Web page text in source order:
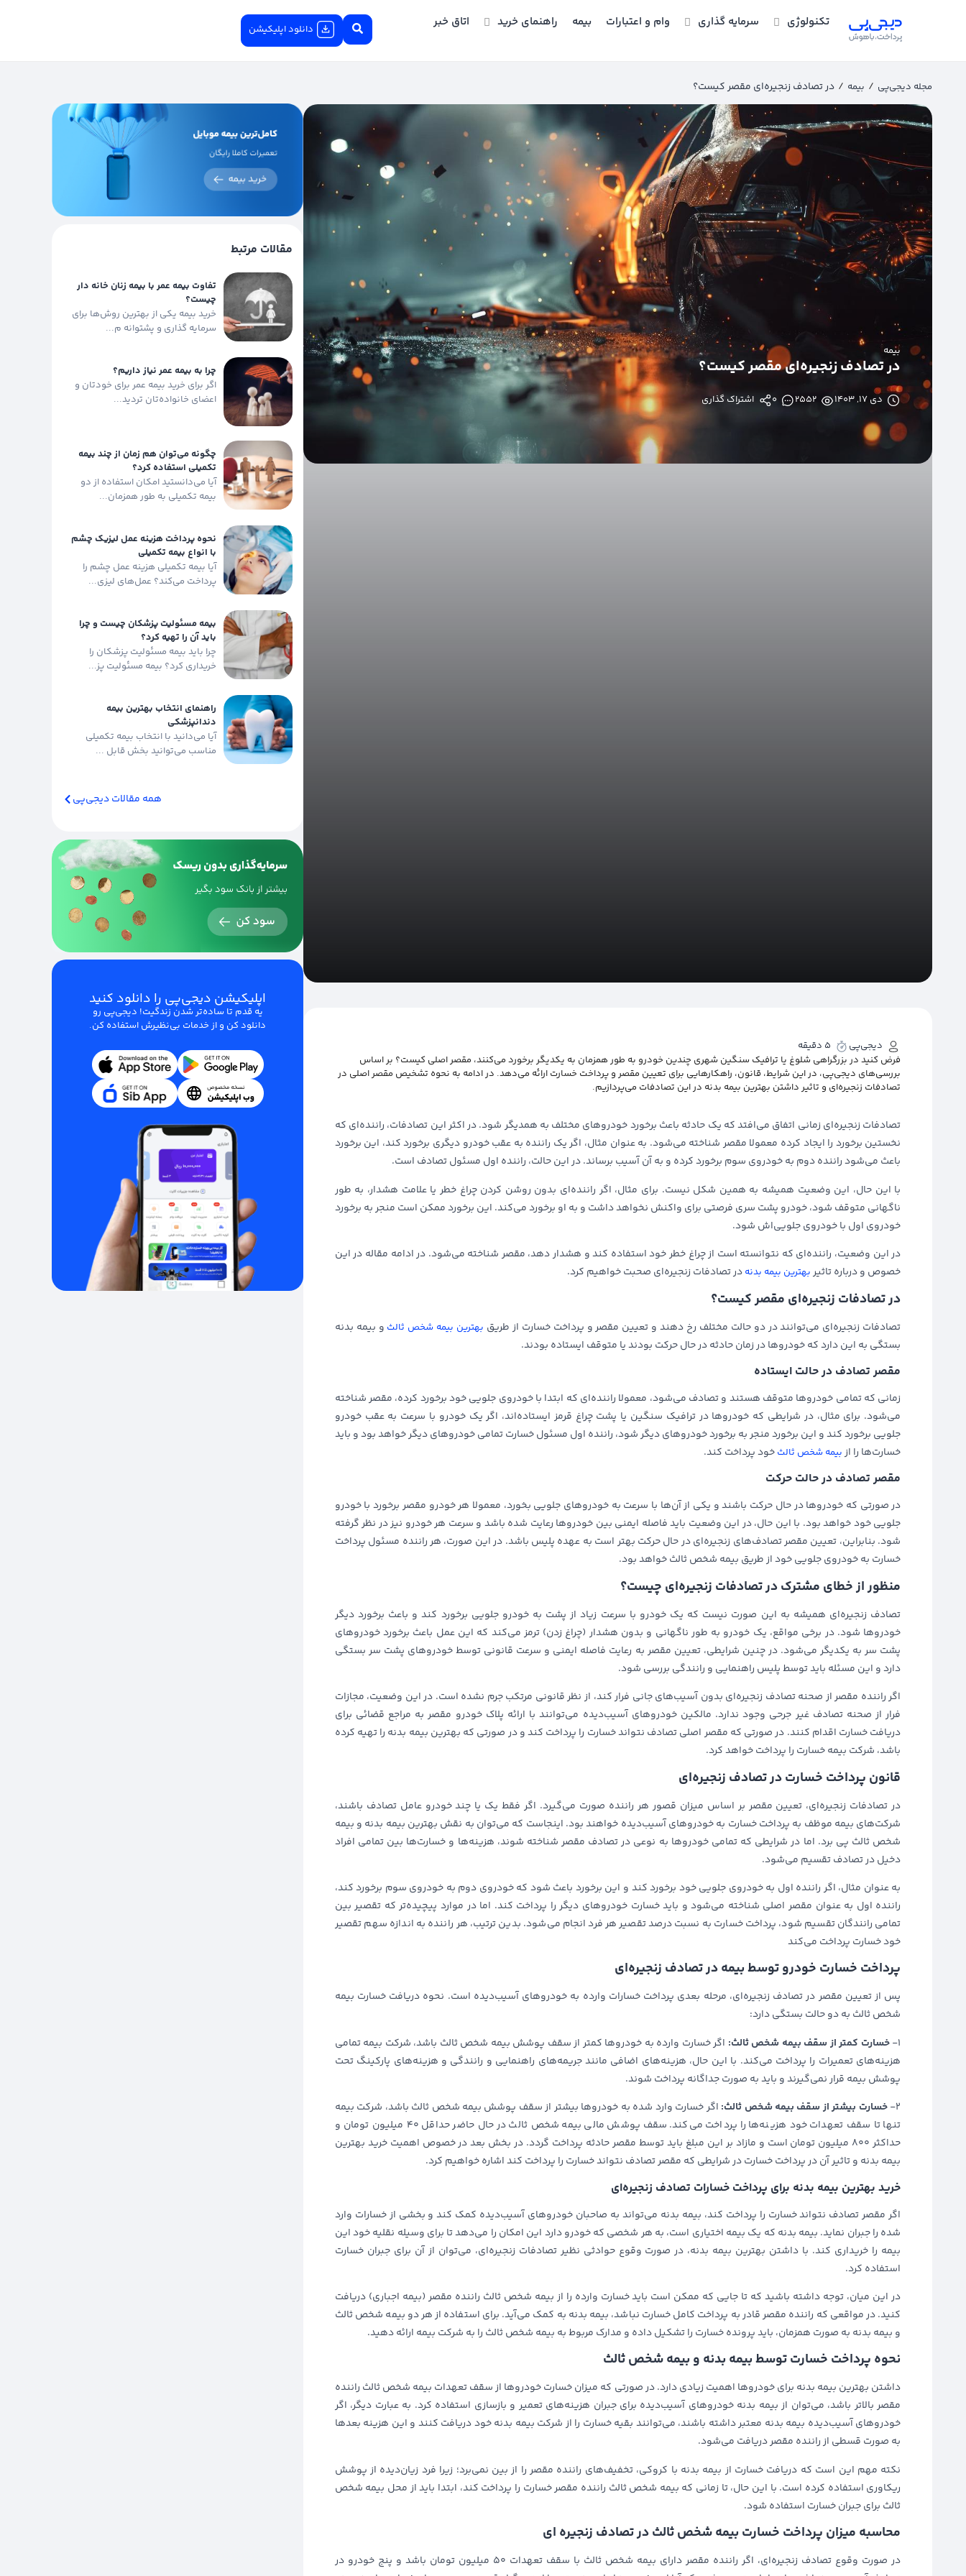
تکنولوژی سرمایه گذاری وام و اعتبارات بیمه راهنمای خرید اتاق خبر دانلود اپلیکیشن
مجله دیجی‌پی / بیمه / در تصادف‌ زنجیره‌‌ای مقصر کیست؟
بیمه
در تصادف‌ زنجیره‌‌ای مقصر کیست؟
دی ۱۷, ۱۴۰۳ 2552
0 اشتراک گذاری
دیجی‌پی
5 دقیقه
فرض کنید در بزرگراهی شلوغ یا ترافیک سنگین شهری چندین خودرو به طور همزمان به یکدیگر برخورد می‌کنند، مقصر اصلی کیست؟ بر اساس
بررسی‌های دیجی‌پی، در این شرایط، قانون، راهکارهایی برای تعیین مقصر و پرداخت خسارت ارائه می‌دهد. در ادامه به نحوه تشخیص مقصر اصلی در
تصادفات زنجیره‌ای و تاثیر داشتن بهترین بیمه بدنه در این تصادفات می‌پردازیم.
تصادفات زنجیره‌ای زمانی اتفاق می‌افتد که یک حادثه باعث برخورد خودروهای مختلف به همدیگر شود. در اکثر این تصادفات، راننده‌ای که
نخستین برخورد را ایجاد کرده معمولا مقصر شناخته می‌شود. به عنوان مثال، اگر یک راننده به عقب خودرو دیگری برخورد کند، این برخورد
باعث می‌شود راننده دوم به خودروی سوم برخورد کرده و به آن آسیب برساند. در این حالت، راننده اول مسئول تصادف است.
با این حال، این وضعیت همیشه به همین شکل نیست. برای مثال، اگر راننده‌ای بدون روشن کردن چراغ خطر یا علامت هشدار، به طور
ناگهانی متوقف شود، خودرو پشت سری فرصتی برای واکنش نخواهد داشت و به او برخورد می‌کند. این برخورد ممکن است منجر به برخورد
خودروی اول با خودروی جلویی‌اش شود.
در این وضعیت، راننده‌ای که نتوانسته است از چراغ خطر خود استفاده کند و هشدار دهد، مقصر شناخته می‌شود. در ادامه مقاله در این
خصوص و درباره تاثیر بهترین بیمه بدنه در تصادفات زنجیره‌ای صحبت خواهیم کرد.
در تصادفات‌ زنجیره‌‌ای مقصر کیست؟
تصادفات زنجیره‌ای می‌توانند در دو حالت مختلف رخ دهند و تعیین مقصر و پرداخت خسارت از طریق بهترین بیمه شخص ثالث و بیمه بدنه
بستگی به این دارد که خودروها در زمان حادثه در حال حرکت بودند یا متوقف ایستاده بودند.
مقصر تصادف در حالت ایستاده
زمانی که تمامی خودروها متوقف هستند و تصادف می‌شود، معمولا راننده‌ای که ابتدا با خودروی جلویی خود برخورد کرده، مقصر شناخته
می‌شود. برای مثال، در شرایطی که خودروها در ترافیک سنگین یا پشت چراغ قرمز ایستاده‌اند، اگر یک خودرو با سرعت به عقب خودرو
جلویی برخورد کند و این برخورد منجر به برخورد خودروهای دیگر شود، راننده اول مسئول خسارت تمامی خودروهای دیگر خواهد بود و باید
خسارت‌ها را از بیمه شخص ثالث خود پرداخت کند.
مقصر تصادف در حالت حرکت
در صورتی که خودروها در حال حرکت باشند و یکی از آن‌ها با سرعت به خودروهای جلویی بخورد، معمولا هر خودرو مقصر برخورد با خودرو
جلویی خود خواهد بود. با این حال، در این وضعیت باید فاصله ایمنی بین خودروها رعایت شده باشد و سرعت هر خودرو نیز در نظر گرفته
شود. بنابراین، تعیین مقصر تصادف‌های زنجیره‌ای در حال حرکت بهتر است به عهده پلیس باشد. در این صورت، هر راننده مسئول پرداخت
خسارت به خودروی جلویی خود از طریق بیمه شخص ثالث خواهد بود.
منظور از خطای مشترک در تصادفات زنجیره‌ای چیست؟
تصادف زنجیره‌ای همیشه به این صورت نیست که یک خودرو با سرعت زیاد از پشت به خودرو جلویی برخورد کند و باعث برخورد دیگر
خودروها شود. در برخی مواقع، یک خودرو به طور ناگهانی و بدون هشدار (چراغ زدن) ترمز می‌کند که این عمل باعث برخورد خودروهای
پشت سر به یکدیگر می‌شود. در چنین شرایطی، تعیین مقصر به رعایت فاصله ایمنی و سرعت قانونی توسط خودروهای پشت سر بستگی
دارد و این مسئله باید توسط پلیس راهنمایی و رانندگی بررسی شود.
اگر راننده مقصر از صحنه تصادف زنجیره‌ای بدون آسیب‌های جانی فرار کند، از نظر قانونی مرتکب جرم نشده است. در این وضعیت، مجازات
فرار از صحنه تصادف غیر جرحی وجود ندارد. مالکین خودروهای آسیب‌دیده می‌توانند با ارائه پلاک خودرو مقصر به مراجع قضائی برای
دریافت خسارت اقدام کنند. در صورتی که مقصر اصلی تصادف نتواند خسارت را پرداخت کند و در صورتی که بهترین بیمه بدنه را تهیه کرده
باشد، شرکت بیمه خسارت را پرداخت خواهد کرد.
قانون پرداخت خسارت در تصادف زنجیره‌ای
در تصادفات زنجیره‌ای، تعیین مقصر بر اساس میزان قصور هر راننده صورت می‌گیرد. اگر فقط یک یا چند خودرو عامل تصادف باشند،
شرکت‌های بیمه موظف به پرداخت خسارت به خودروهای آسیب‌دیده خواهند بود. اینجاست که می‌توان به نقش بهترین بیمه بدنه و بیمه
شخص ثالث پی برد. اما در شرایطی که تمامی خودروها به نوعی در تصادف مقصر شناخته شوند، هزینه‌ها و خسارت‌ها بین تمامی افراد
دخیل در تصادف تقسیم می‌شود.
به عنوان مثال، اگر راننده اول به خودروی جلویی خود برخورد کند و این برخورد باعث شود که خودروی دوم به خودروی سوم برخورد کند،
راننده اول به عنوان مقصر اصلی شناخته می‌شود و باید خسارت خودروهای دیگر را پرداخت کند. اما در موارد پیچیده‌تر که تقصیر بین
تمامی رانندگان تقسیم شود، پرداخت خسارت به نسبت درصد تقصیر هر فرد انجام می‌شود. بدین ترتیب، هر راننده به اندازه سهم تقصیر
خود خسارت پرداخت می‌کند
پرداخت خسارت خودرو توسط بیمه در تصادف زنجیره‌ای
پس از تعیین مقصر در تصادف زنجیره‌ای، مرحله بعدی پرداخت خسارات وارده به خودروهای آسیب‌دیده است. نحوه دریافت خسارت بیمه
شخص ثالث به دو حالت بستگی دارد:
1- خسارت کمتر از سقف بیمه شخص ثالث: اگر خسارت وارده به خودروها کمتر از سقف پوشش بیمه شخص ثالث باشد، شرکت بیمه تمامی
هزینه‌های تعمیرات را پرداخت می‌کند. با این حال، هزینه‌های اضافی مانند جریمه‌های راهنمایی و رانندگی و هزینه‌های پارکینگ تحت
پوشش بیمه قرار نمی‌گیرند و باید به صورت جداگانه پرداخت شوند.
2- خسارت بیشتر از سقف بیمه شخص ثالث: اگر خسارت وارد شده به خودروها بیشتر از سقف پوشش بیمه شخص ثالث باشد، شرکت بیمه
تنها تا سقف تعهدات خود هزینه‌ها را پرداخت می‌کند. سقف پوشش مالی بیمه شخص ثالث در حال حاضر حداقل ۴۰ میلیون تومان و
حداکثر ۸۰۰ میلیون تومان است و مازاد بر این مبلغ باید توسط مقصر حادثه پرداخت گردد. در بخش بعد در خصوص اهمیت خرید بهترین
بیمه بدنه و تاثیر آن در پرداخت خسارت در شرایطی که مقصر تصادف نتواند خسارت را پرداخت کند اشاره خواهیم کرد.
خرید بهترین بیمه بدنه برای پرداخت خسارات تصادف زنجیره‌ای
اگر مقصر تصادف نتواند خسارت را پرداخت کند، بیمه بدنه می‌تواند به صاحبان خودروهای آسیب‌دیده کمک کند و بخشی از خسارات وارد
شده را جبران نماید. بیمه بدنه که یک بیمه اختیاری است، به هر شخصی که خودرو دارد این امکان را می‌دهد تا برای وسیله نقلیه خود این
بیمه را خریداری کند. با داشتن بهترین بیمه بدنه، در صورت وقوع حوادثی نظیر تصادفات زنجیره‌ای، می‌توان از آن برای جبران خسارت
استفاده کرد.
در این میان، توجه داشته باشید که تا جایی که ممکن است باید خسارت وارده را از بیمه شخص ثالث راننده مقصر (بیمه اجباری) دریافت
کنید. در مواقعی که راننده مقصر قادر به پرداخت کامل خسارت نباشد، بیمه بدنه به کمک می‌آید. برای استفاده از هر دو بیمه شخص ثالث
و بیمه بدنه به صورت همزمان، باید پرونده خسارت را تشکیل داده و مدارک مربوط به بیمه شخص ثالث را به شرکت بیمه ارائه دهید.
نحوه پرداخت خسارت توسط بیمه بدنه و بیمه شخص ثالث
داشتن بهترین بیمه بدنه برای خودروها اهمیت زیادی دارد. در صورتی که میزان خسارت خودروها از سقف تعهدات بیمه شخص ثالث راننده
مقصر بالاتر باشد، می‌توان از بیمه بدنه خودروهای آسیب‌دیده برای جبران هزینه‌های تعمیر و بازسازی استفاده کرد. به عبارت دیگر، اگر
خودروهای آسیب‌دیده بیمه بدنه معتبر داشته باشند، می‌توانند بقیه خسارت را از شرکت بیمه بدنه خود دریافت کنند و این هزینه بعدها
به‌ صورت قسطی از راننده مقصر دریافت می‌شود.
نکته مهم این است که دریافت خسارت از بیمه بدنه با کروکی، تخفیف‌های راننده مقصر را از بین نمی‌برد؛ زیرا فرد زیان‌دیده از پوشش
ریکاوری استفاده کرده است. با این حال، تا زمانی که بیمه شخص ثالث راننده مقصر خسارت را پرداخت کند، ابتدا باید از محل بیمه شخص
ثالث برای جبران خسارت استفاده شود.
محاسبه میزان پرداخت خسارت بیمه شخص ثالث در تصادف زنجیره ای
در صورت وقوع تصادف زنجیره‌ای، اگر راننده مقصر دارای بیمه شخص ثالث با سقف تعهدات ۵۰ میلیون تومان باشد و پنج خودرو در
مقالات مرتبط
تفاوت بیمه عمر با بیمه زنان خانه دار
چیست؟
خرید بیمه یکی از بهترین روش‌ها برای
سرمایه گذاری و پشتوانه م...
چرا به بیمه عمر نیاز داریم؟
اگر برای خرید بیمه عمر برای خودتان و
اعضای خانواده‌تان تردید...
چگونه می‌توان هم زمان از چند بیمه
تکمیلی استفاده کرد؟
آیا می‌دانستید امکان استفاده از دو
بیمه تکمیلی به طور همزمان...
نحوه پرداخت هزینه عمل لیزیک چشم
با انواع بیمه تکمیلی
آیا بیمه تکمیلی هزینه عمل چشم را
پرداخت می‌کند؟ عمل‌های لیزی...
بیمه مسئولیت پزشکان چیست و چرا
باید آن را تهیه کرد؟
چرا باید بیمه مسئولیت پزشکان را
خریداری کرد؟ بیمه مسئولیت پز...
راهنمای انتخاب بهترین بیمه
دندانپزشکی
آیا می‌دانید با انتخاب بیمه تکمیلی
مناسب می‌توانید بخش قابل ...
همه مقالات دیجی‌پی
اپلیکیشن دیجی‌پی را دانلود کنید
یه قدم تا ساده‌تر شدن زندگیت! دیجی‌پی رو
دانلود کن و از خدمات بی‌نظیرش استفاده کن.